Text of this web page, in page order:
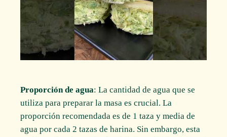
Proporción de agua: La cantidad de agua que se
utiliza para preparar la masa es crucial. La
proporción recomendada es de 1 taza y media de
agua por cada 2 tazas de harina. Sin embargo, esta